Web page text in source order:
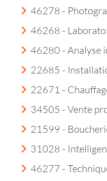
46278 -
46268 -
46280 - Analyse
22685 -
22671 -
34505 - Vente
21599 -
31028 -
46277 -